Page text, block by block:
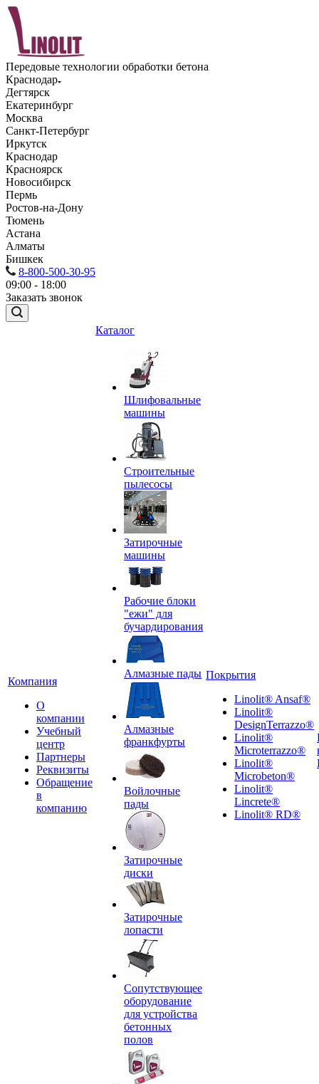
Передовые технологии обработки бетона
Краснодар
Дегтярск
Екатеринбург
Москва
Санкт-Петербург
Иркутск
Краснодар
Красноярск
Новосибирск
Пермь
Ростов-на-Дону
Тюмень
Астана
Алматы
Бишкек
8-800-500-30-95
09:00 - 18:00
Заказать звонок
Компания
О
компании
Учебный
центр
Партнеры
Реквизиты
Обращение
в
компанию
Каталог
Шлифовальные
машины
Строительные
пылесосы
Затирочные
машины
Рабочие блоки
"ежи" для
бучардирования
Алмазные пады
Алмазные
франкфурты
Войлочные
пады
Затирочные
диски
Затирочные
лопасти
Сопутствующее
оборудование
для устройства
бетонных
полов
Покрытия
Linolit® Ansaf®
Linolit®
DesignTerrazzo®
Linolit®
Microterrazzo®
Linolit®
Microbeton®
Linolit®
Lincrete®
Linolit® RD®